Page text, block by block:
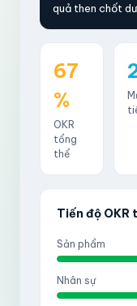
quả then chốt
67
%
OKR
tổng
thể
Tiến độ OKR
Sản phẩm
Nhân sự